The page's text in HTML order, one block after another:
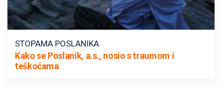
STOPAMA POSLANIKA
Kako se Poslanik, a.s., nosio s traumom i
teškoćama